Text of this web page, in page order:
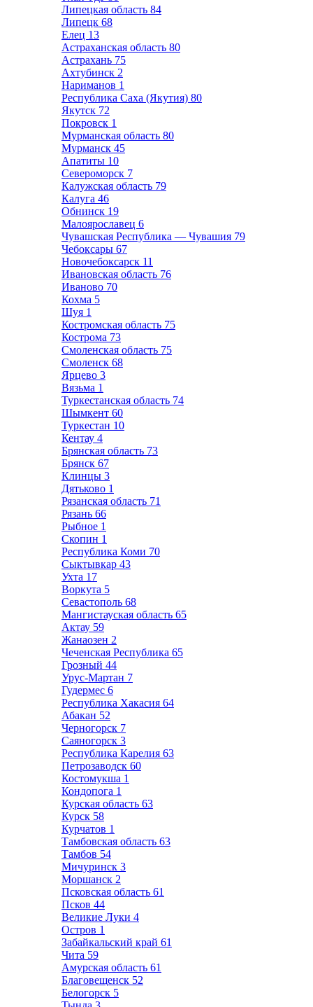
Липецкая область 84
Липецк 68
Елец 13
Астраханская область 80
Астрахань 75
Ахтубинск 2
Нариманов 1
Республика Саха (Якутия) 80
Якутск 72
Покровск 1
Мурманская область 80
Мурманск 45
Апатиты 10
Североморск 7
Калужская область 79
Калуга 46
Обнинск 19
Малоярославец 6
Чувашская Республика — Чувашия 79
Чебоксары 67
Новочебоксарск 11
Ивановская область 76
Иваново 70
Кохма 5
Шуя 1
Костромская область 75
Кострома 73
Смоленская область 75
Смоленск 68
Ярцево 3
Вязьма 1
Туркестанская область 74
Шымкент 60
Туркестан 10
Кентау 4
Брянская область 73
Брянск 67
Клинцы 3
Дятьково 1
Рязанская область 71
Рязань 66
Рыбное 1
Скопин 1
Республика Коми 70
Сыктывкар 43
Ухта 17
Воркута 5
Севастополь 68
Мангистауская область 65
Актау 59
Жанаозен 2
Чеченская Республика 65
Грозный 44
Урус-Мартан 7
Гудермес 6
Республика Хакасия 64
Абакан 52
Черногорск 7
Саяногорск 3
Республика Карелия 63
Петрозаводск 60
Костомукша 1
Кондопога 1
Курская область 63
Курск 58
Курчатов 1
Тамбовская область 63
Тамбов 54
Мичуринск 3
Моршанск 2
Псковская область 61
Псков 44
Великие Луки 4
Остров 1
Забайкальский край 61
Чита 59
Амурская область 61
Благовещенск 52
Белогорск 5